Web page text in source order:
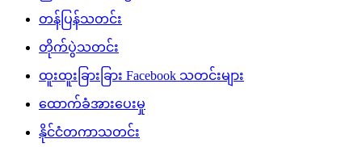
တန်ပြန်သတင်း
တိုက်ပွဲသတင်း
ထူးထူးခြားခြား Facebook သတင်းများ
ထောက်ခံအားပေးမှု
နိုင်ငံတကာသတင်း